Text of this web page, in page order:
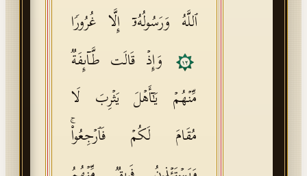
ٱللَّهُ وَرَسُولُهُۥۤ إِلَّا غُرُورࣰا
١٢
وَإِذۡ قَالَت طَّاۤىِٕفَةࣱ
مِّنۡهُمۡ یَـٰۤأَهۡلَ یَثۡرِبَ لَا
مُقَامَ لَكُمۡ فَٱرۡجِعُوا۟ۚ